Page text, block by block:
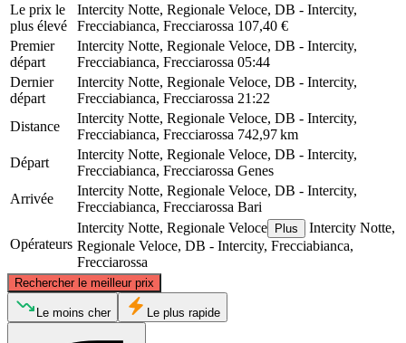
Le prix le
plus élevé
Intercity Notte, Regionale Veloce, DB - Intercity,
Frecciabianca, Frecciarossa 107,40 €
Premier
départ
Intercity Notte, Regionale Veloce, DB - Intercity,
Frecciabianca, Frecciarossa 05:44
Dernier
départ
Intercity Notte, Regionale Veloce, DB - Intercity,
Frecciabianca, Frecciarossa 21:22
Distance
Intercity Notte, Regionale Veloce, DB - Intercity,
Frecciabianca, Frecciarossa 742,97 km
Départ
Intercity Notte, Regionale Veloce, DB - Intercity,
Frecciabianca, Frecciarossa Genes
Arrivée
Intercity Notte, Regionale Veloce, DB - Intercity,
Frecciabianca, Frecciarossa Bari
Opérateurs
Intercity Notte, Regionale Veloce Plus
Intercity Notte,
Regionale Veloce, DB - Intercity, Frecciabianca,
Frecciarossa
Rechercher le meilleur prix
Genoa
Le moins cher Le plus rapide